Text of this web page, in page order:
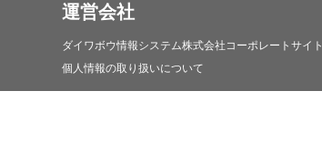
運営会社
ダイワボウ情報システム株式会社コーポレートサイト
個人情報の取り扱いについて